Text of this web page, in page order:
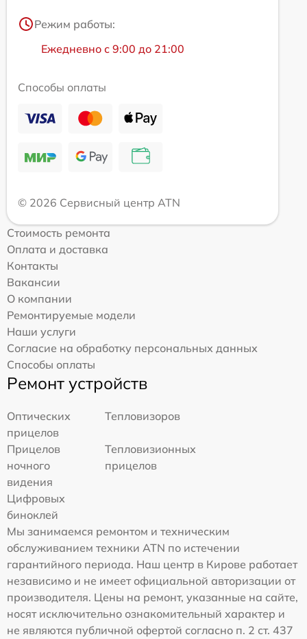
Режим работы:
Ежедневно с 9:00 до 21:00
Способы оплаты
© 2026 Сервисный центр ATN
Стоимость ремонта
Оплата и доставка
Контакты
Вакансии
О компании
Ремонтируемые модели
Наши услуги
Согласие на обработку персональных данных
Способы оплаты
Ремонт устройств
Оптических
прицелов
Тепловизоров
Прицелов
ночного
видения
Тепловизионных
прицелов
Цифровых
биноклей
Мы занимаемся ремонтом и техническим
обслуживанием техники ATN по истечении
гарантийного периода. Наш центр в Кирове работает
независимо и не имеет официальной авторизации от
производителя. Цены на ремонт, указанные на сайте,
носят исключительно ознакомительный характер и
не являются публичной офертой согласно п. 2 ст. 437